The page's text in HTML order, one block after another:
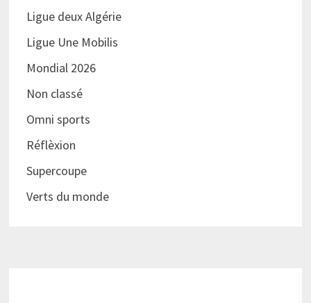
Ligue deux Algérie
Ligue Une Mobilis
Mondial 2026
Non classé
Omni sports
Réflèxion
Supercoupe
Verts du monde